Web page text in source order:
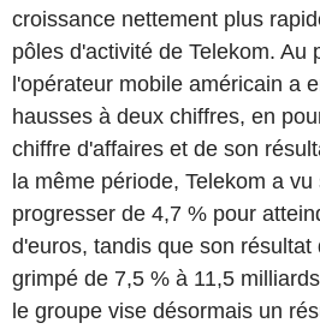
croissance nettement plus
pôles d'activité de Telekom. Au
l'opérateur mobile américain a
hausses à deux chiffres, en
chiffre d'affaires et de son
la même période, Telekom a
progresser de 4,7 % pour
d'euros, tandis que son résultat
grimpé de 7,5 % à 11,5
le groupe vise désormais un